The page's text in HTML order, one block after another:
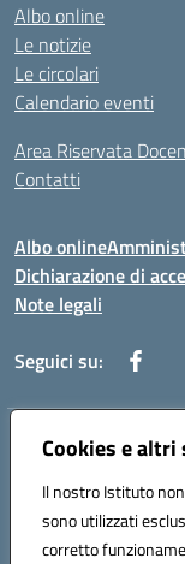
Cookies e
Il nostro Istituto
sono utilizzati
corretto
Albo online
Le notizie
Le circolari
Calendario eventi
Area Riservata
Contatti
Albo online
Dichiarazione di
Note legali
Seguici su:
Indirizzo:Via
Posta elettronica
Codice fiscale: